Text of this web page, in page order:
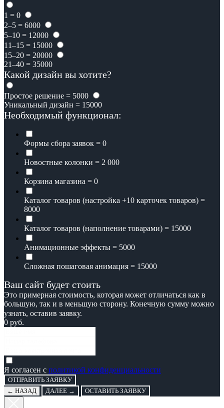
1 = 0
2–5 = 6000
5–10 = 12000
11–15 = 15000
15–20 = 20000
21–40 = 35000
Какой дизайн вы хотите?
Простое решение = 5000
Уникальный дизайн = 15000
Необходимый функционал:
Формы сбора заявок = 0
Новостные колонки = 2 000
Корзина магазина = 0
Каталог товаров (настройка +10 карточек товаров) =
8000
Каталог товаров (наполнение товарами) = 15000
Анимационные эффекты = 5000
Сложная пошаговая анимация = 15000
Ваш сайт будет стоить
Это примерная стоимость, которая может отличаться как в
большую, так и в меньшую сторону. Конечную сумму можно
узнать, оставив заявку.⠀⠀⠀⠀⠀
0 руб.
Я согласен с политикой конфиденциальности
ОТПРАВИТЬ ЗАЯВКУ
← НАЗАД
ДАЛЕЕ → ОСТАВИТЬ ЗАЯВКУ